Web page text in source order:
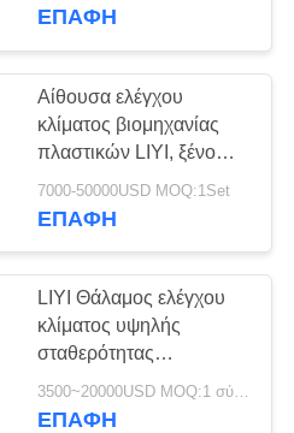
ΕΠΑΦΉ
Αίθουσα ελέγχου
κλίματος βιομηχανίας
πλαστικών LIYI, ξένο
αίθουσα λαμπτήρων
LIYI 280-800nm
7000-50000USD MOQ:1Set
ΕΠΑΦΉ
LIYI Θάλαμος ελέγχου
κλίματος υψηλής
σταθερότητας
Εναλλασσόμενος
θάλαμος δοκιμής
3500~20000USD MOQ:1 σύνολο
ΕΠΑΦΉ